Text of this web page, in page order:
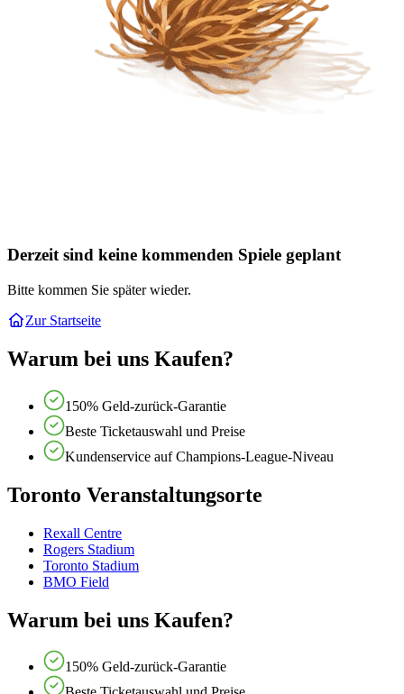
Derzeit sind keine kommenden Spiele geplant
Bitte kommen Sie später wieder.
Zur Startseite
Warum bei uns Kaufen?
150% Geld-zurück-Garantie
Beste Ticketauswahl und Preise
Kundenservice auf Champions-League-Niveau
Toronto Veranstaltungsorte
Rexall Centre
Rogers Stadium
Toronto Stadium
BMO Field
Warum bei uns Kaufen?
150% Geld-zurück-Garantie